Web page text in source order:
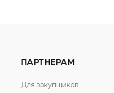
ПАРТНЕРАМ
Для закупщиков